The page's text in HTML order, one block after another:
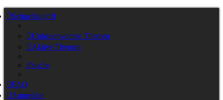
Schnellzugriff
Unbeantwortete Themen
Aktive Themen
Suche
FAQ
Anmelden